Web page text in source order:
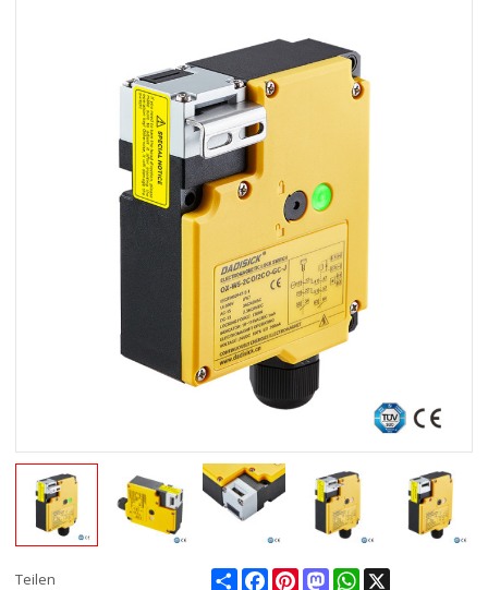
Teilen ShareFacebookPinterestMastodonWhatsApp